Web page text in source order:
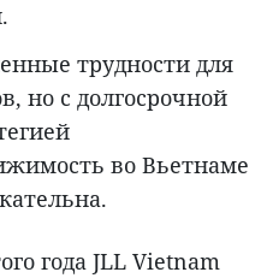
трудности для
но с долгосрочной
во Вьетнаме
года JLL Vietnam